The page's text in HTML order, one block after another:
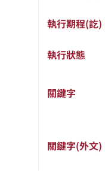
執行期程(訖)
執行狀態
關鍵字
關鍵字(外文)